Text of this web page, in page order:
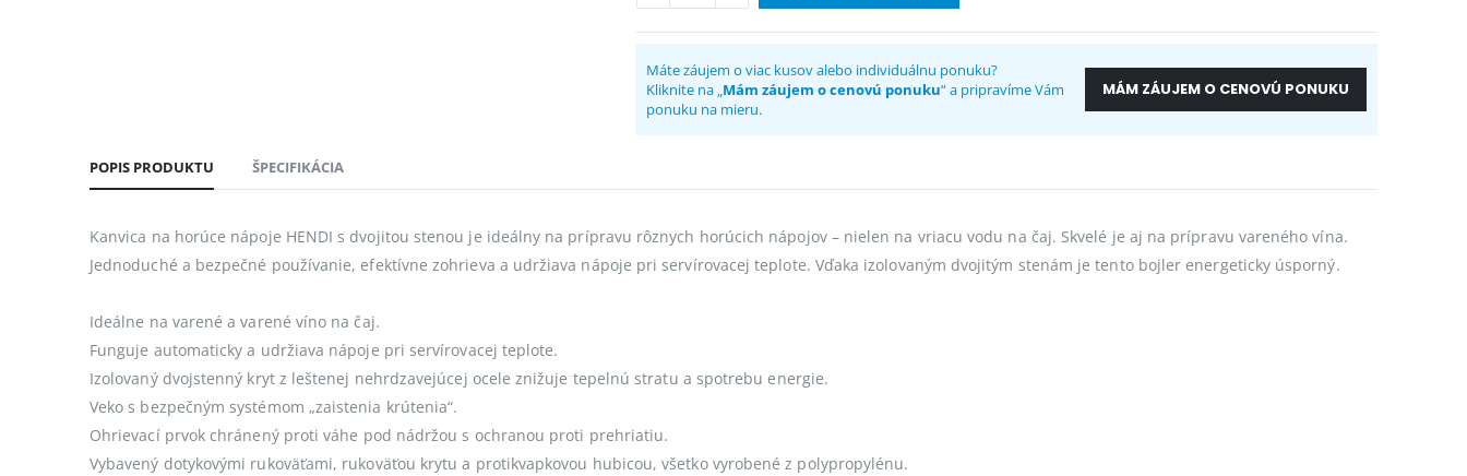
Máte záujem o viac kusov alebo individuálnu ponuku?
Kliknite na „Mám záujem o cenovú ponuku“ a pripravíme Vám
ponuku na mieru.
MÁM ZÁUJEM O CENOVÚ PONUKU
POPIS PRODUKTU ŠPECIFIKÁCIA
Kanvica na horúce nápoje HENDI s dvojitou stenou je ideálny na prípravu rôznych horúcich nápojov – nielen na vriacu vodu na čaj. Skvelé je aj na prípravu vareného vína.
Jednoduché a bezpečné používanie, efektívne zohrieva a udržiava nápoje pri servírovacej teplote. Vďaka izolovaným dvojitým stenám je tento bojler energeticky úsporný.
Ideálne na varené a varené víno na čaj.
Funguje automaticky a udržiava nápoje pri servírovacej teplote.
Izolovaný dvojstenný kryt z leštenej nehrdzavejúcej ocele znižuje tepelnú stratu a spotrebu energie.
Veko s bezpečným systémom „zaistenia krútenia“.
Ohrievací prvok chránený proti váhe pod nádržou s ochranou proti prehriatiu.
Vybavený dotykovými rukoväťami, rukoväťou krytu a protikvapkovou hubicou, všetko vyrobené z polypropylénu.